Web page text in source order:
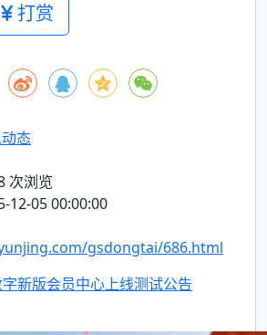
打赏
态
次浏览
12-05 00:00:00
gsdongtai/686.html
新版会员中心上线测试公告